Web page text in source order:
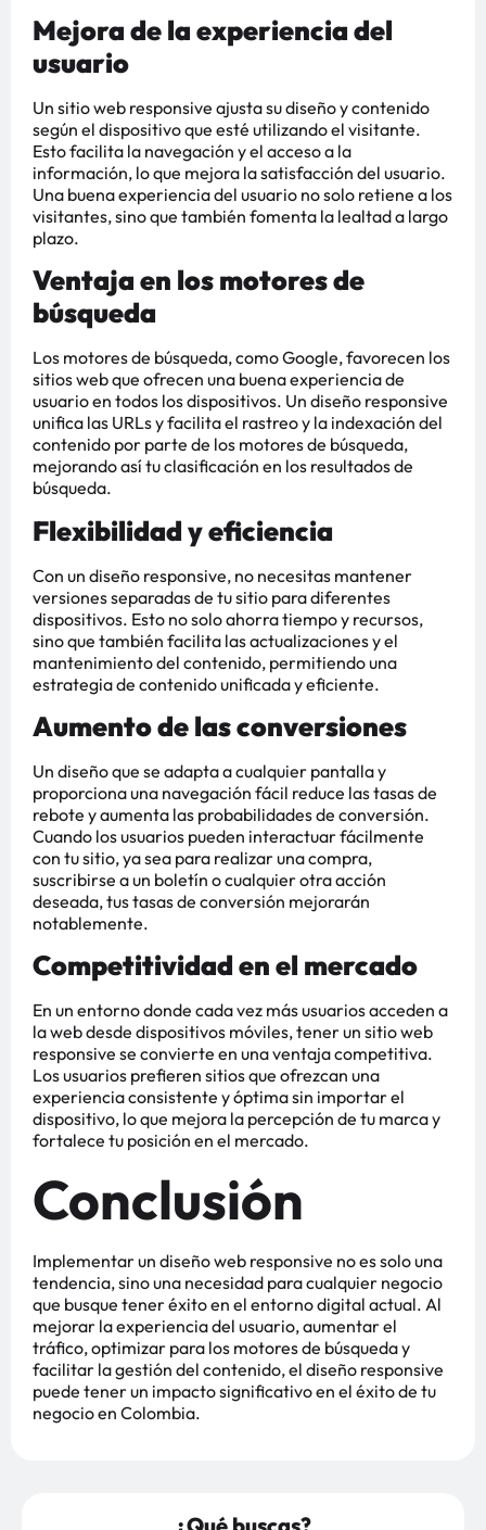
Mejora de la experiencia del
usuario
Un sitio web responsive ajusta su diseño y contenido
según el dispositivo que esté utilizando el visitante.
Esto facilita la navegación y el acceso a la
información, lo que mejora la satisfacción del usuario.
Una buena experiencia del usuario no solo retiene a los
visitantes, sino que también fomenta la lealtad a largo
plazo​​.
Ventaja en los motores de
búsqueda
Los motores de búsqueda, como Google, favorecen los
sitios web que ofrecen una buena experiencia de
usuario en todos los dispositivos. Un diseño responsive
unifica las URLs y facilita el rastreo y la indexación del
contenido por parte de los motores de búsqueda,
mejorando así tu clasificación en los resultados de
búsqueda​​.
Flexibilidad y eficiencia
Con un diseño responsive, no necesitas mantener
versiones separadas de tu sitio para diferentes
dispositivos. Esto no solo ahorra tiempo y recursos,
sino que también facilita las actualizaciones y el
mantenimiento del contenido, permitiendo una
estrategia de contenido unificada y eficiente​​.
Aumento de las conversiones
Un diseño que se adapta a cualquier pantalla y
proporciona una navegación fácil reduce las tasas de
rebote y aumenta las probabilidades de conversión.
Cuando los usuarios pueden interactuar fácilmente
con tu sitio, ya sea para realizar una compra,
suscribirse a un boletín o cualquier otra acción
deseada, tus tasas de conversión mejorarán
notablemente​​.
Competitividad en el mercado
En un entorno donde cada vez más usuarios acceden a
la web desde dispositivos móviles, tener un sitio web
responsive se convierte en una ventaja competitiva.
Los usuarios prefieren sitios que ofrezcan una
experiencia consistente y óptima sin importar el
dispositivo, lo que mejora la percepción de tu marca y
fortalece tu posición en el mercado​​.
Conclusión
Implementar un diseño web responsive no es solo una
tendencia, sino una necesidad para cualquier negocio
que busque tener éxito en el entorno digital actual. Al
mejorar la experiencia del usuario, aumentar el
tráfico, optimizar para los motores de búsqueda y
facilitar la gestión del contenido, el diseño responsive
puede tener un impacto significativo en el éxito de tu
negocio en Colombia.